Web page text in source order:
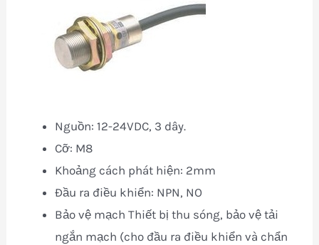
Nguồn: 12-24VDC, 3 dây.
Cỡ: M8
Khoảng cách phát hiện: 2mm
Đầu ra điều khiển: NPN, NO
Bảo vệ mạch Thiết bị thu sóng, bảo vệ tải
ngắn mạch (cho đầu ra điều khiển và chẩn